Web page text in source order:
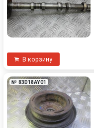
В корзину
№ 83D18AY01